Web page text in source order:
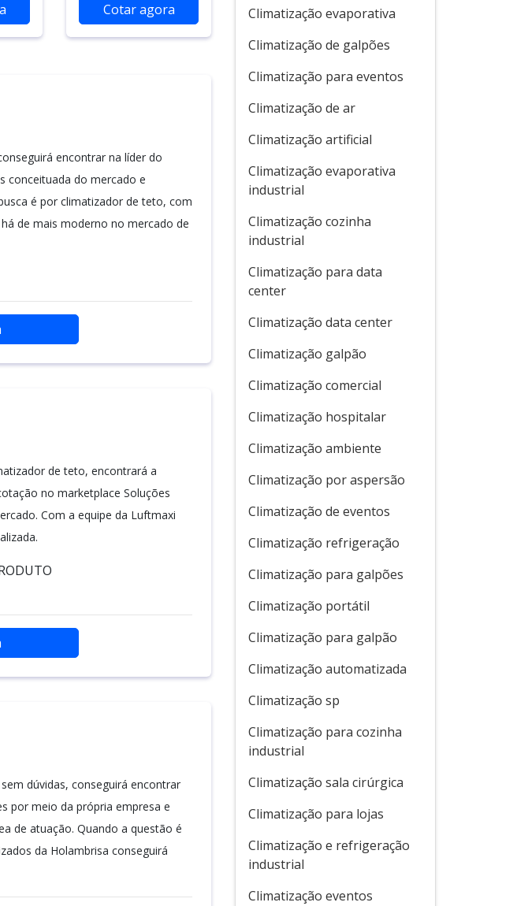
Cotar agora
encontrar na líder do
conceituada do mercado e
é por climatizador de teto, com
de mais moderno no mercado de
de teto, encontrará a
no marketplace Soluções
Com a equipe da Luftmaxi
dúvidas, conseguirá encontrar
por meio da própria empresa e
de atuação. Quando a questão é
da Holambrisa conseguirá
Climatização evaporativa
Climatização de galpões
Climatização para eventos
Climatização de ar
Climatização artificial
Climatização evaporativa
industrial
Climatização cozinha
industrial
Climatização para data
center
Climatização data center
Climatização galpão
Climatização comercial
Climatização hospitalar
Climatização ambiente
Climatização por aspersão
Climatização de eventos
Climatização refrigeração
Climatização para galpões
Climatização portátil
Climatização para galpão
Climatização automatizada
Climatização sp
Climatização para cozinha
industrial
Climatização sala cirúrgica
Climatização para lojas
Climatização e refrigeração
industrial
Climatização eventos